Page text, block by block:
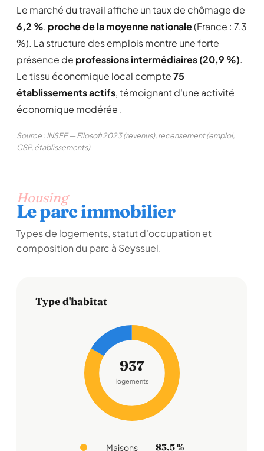
Le marché du travail affiche un taux de chômage de
6,2 %, proche de la moyenne nationale(France : 7,3
%). La structure des emplois montre une forte
présence de professions intermédiaires (20,9 %).
Le tissu économique local compte75
établissements actifs, témoignant d'une activité
économique modérée .
Source : INSEE — Filosofi 2023 (revenus), recensement (emploi,
CSP, établissements)
Housing
Le parc immobilier
Types de logements, statut d'occupation et
composition du parc à Seyssuel.
Type d'habitat
937
logements
Maisons 83,5 %